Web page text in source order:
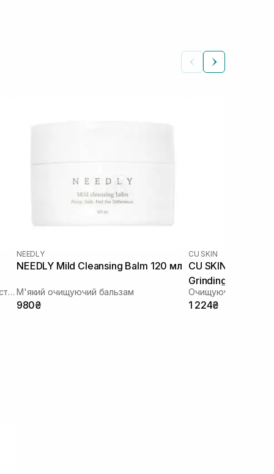
Очищувальний бальзам-гоммаж з екстрактом юдзу
NEEDLY
NEEDLY Mild Cleansing Balm 120 мл
М'який очищуючий бальзам
980₴
CU SKIN
CU SKIN Dr.
Grinding
1 224₴